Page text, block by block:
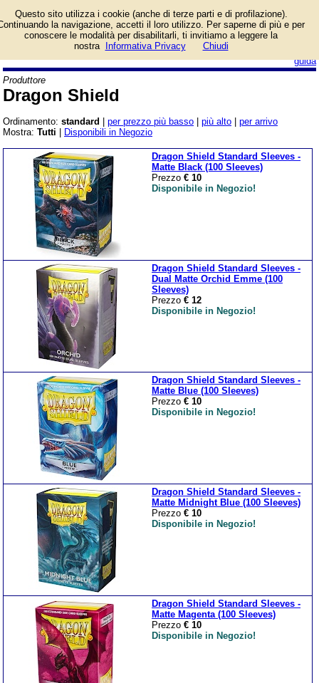
guida
Catalogo prodotti Dragon
Shield con informazioni e
prezzi. Giochi da Tavolo
Produttore
Dragon Shield
Ordinamento: standard per prezzo più basso più alto
per arrivo
Mostra: Tutti Disponibili in Negozio
Dragon Shield Standard Sleeves -
Matte Black (100 Sleeves)
Prezzo € 10
Disponibile in Negozio!
Dragon Shield Standard Sleeves -
Dual Matte Orchid Emme (100
Sleeves)
Prezzo € 12
Disponibile in Negozio!
Dragon Shield Standard Sleeves -
Matte Blue (100 Sleeves)
Prezzo € 10
Disponibile in Negozio!
Dragon Shield Standard Sleeves -
Matte Midnight Blue (100 Sleeves)
Prezzo € 10
Disponibile in Negozio!
Dragon Shield Standard Sleeves -
Matte Magenta (100 Sleeves)
Prezzo € 10
Disponibile in Negozio!
Questo sito utilizza i cookie (anche di terze parti e di profilazione).
la navigazione, accetti il loro utilizzo. Per saperne di più e per
conoscere le modalità per disabilitarli, ti invitiamo a leggere la
nostra
Informativa Privacy Chiudi